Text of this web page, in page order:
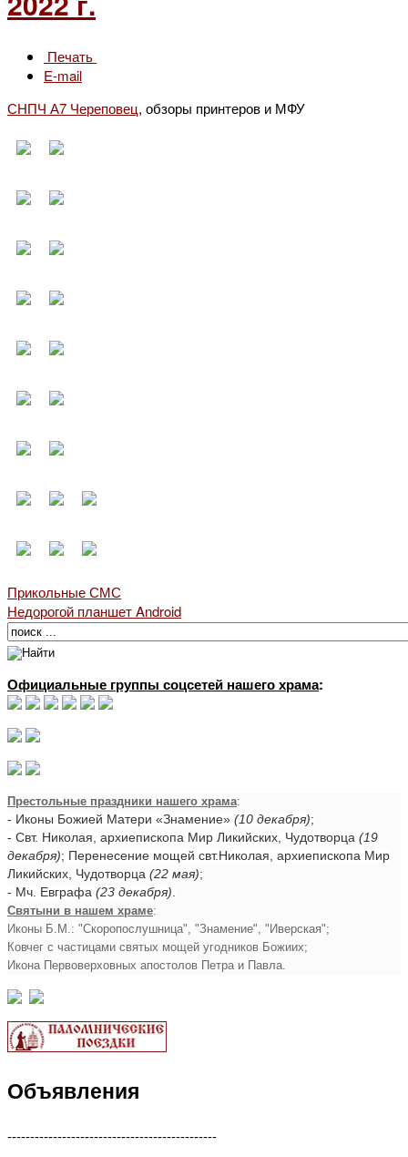
Печать
E-mail
СНПЧ А7 Череповец, обзоры принтеров и МФУ
Прикольные СМС
Недорогой планшет Android
Официальные группы соцсетей нашего храма:
Престольные праздники нашего храма:
- Иконы Божией Матери «Знамение» (10 декабря);
- Свт. Николая, архиепископа Мир Ликийских, Чудотворца (19
декабря); Перенесение мощей свт.Николая, архиепископа Мир
Ликийских, Чудотворца (22 мая);
- Мч. Евграфа (23 декабря)
Святыни в нашем храме:
Иконы Б.М.: "Скоропослушница", "Знамение", "Иверская";
Ковчег с частицами святых мощей угодников Божиих;
Икона Первоверховных апостолов Петра и Павла.
Объявления
----------------------------------------------